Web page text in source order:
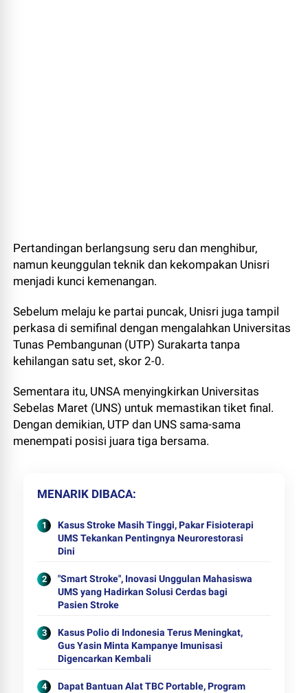
Pertandingan berlangsung seru dan menghibur,
namun keunggulan teknik dan kekompakan Unisri
menjadi kunci kemenangan.
Sebelum melaju ke partai puncak, Unisri juga tampil
perkasa di semifinal dengan mengalahkan Universitas
Tunas Pembangunan (UTP) Surakarta tanpa
kehilangan satu set, skor 2-0.
Sementara itu, UNSA menyingkirkan Universitas
Sebelas Maret (UNS) untuk memastikan tiket final.
Dengan demikian, UTP dan UNS sama-sama
menempati posisi juara tiga bersama.
MENARIK DIBACA
Kasus Stroke Masih Tinggi, Pakar Fisioterapi
UMS Tekankan Pentingnya Neurorestorasi
Dini
"Smart Stroke", Inovasi Unggulan Mahasiswa
UMS yang Hadirkan Solusi Cerdas bagi
Pasien Stroke
Kasus Polio di Indonesia Terus Meningkat,
Gus Yasin Minta Kampanye Imunisasi
Digencarkan Kembali
Dapat Bantuan Alat TBC Portable, Program